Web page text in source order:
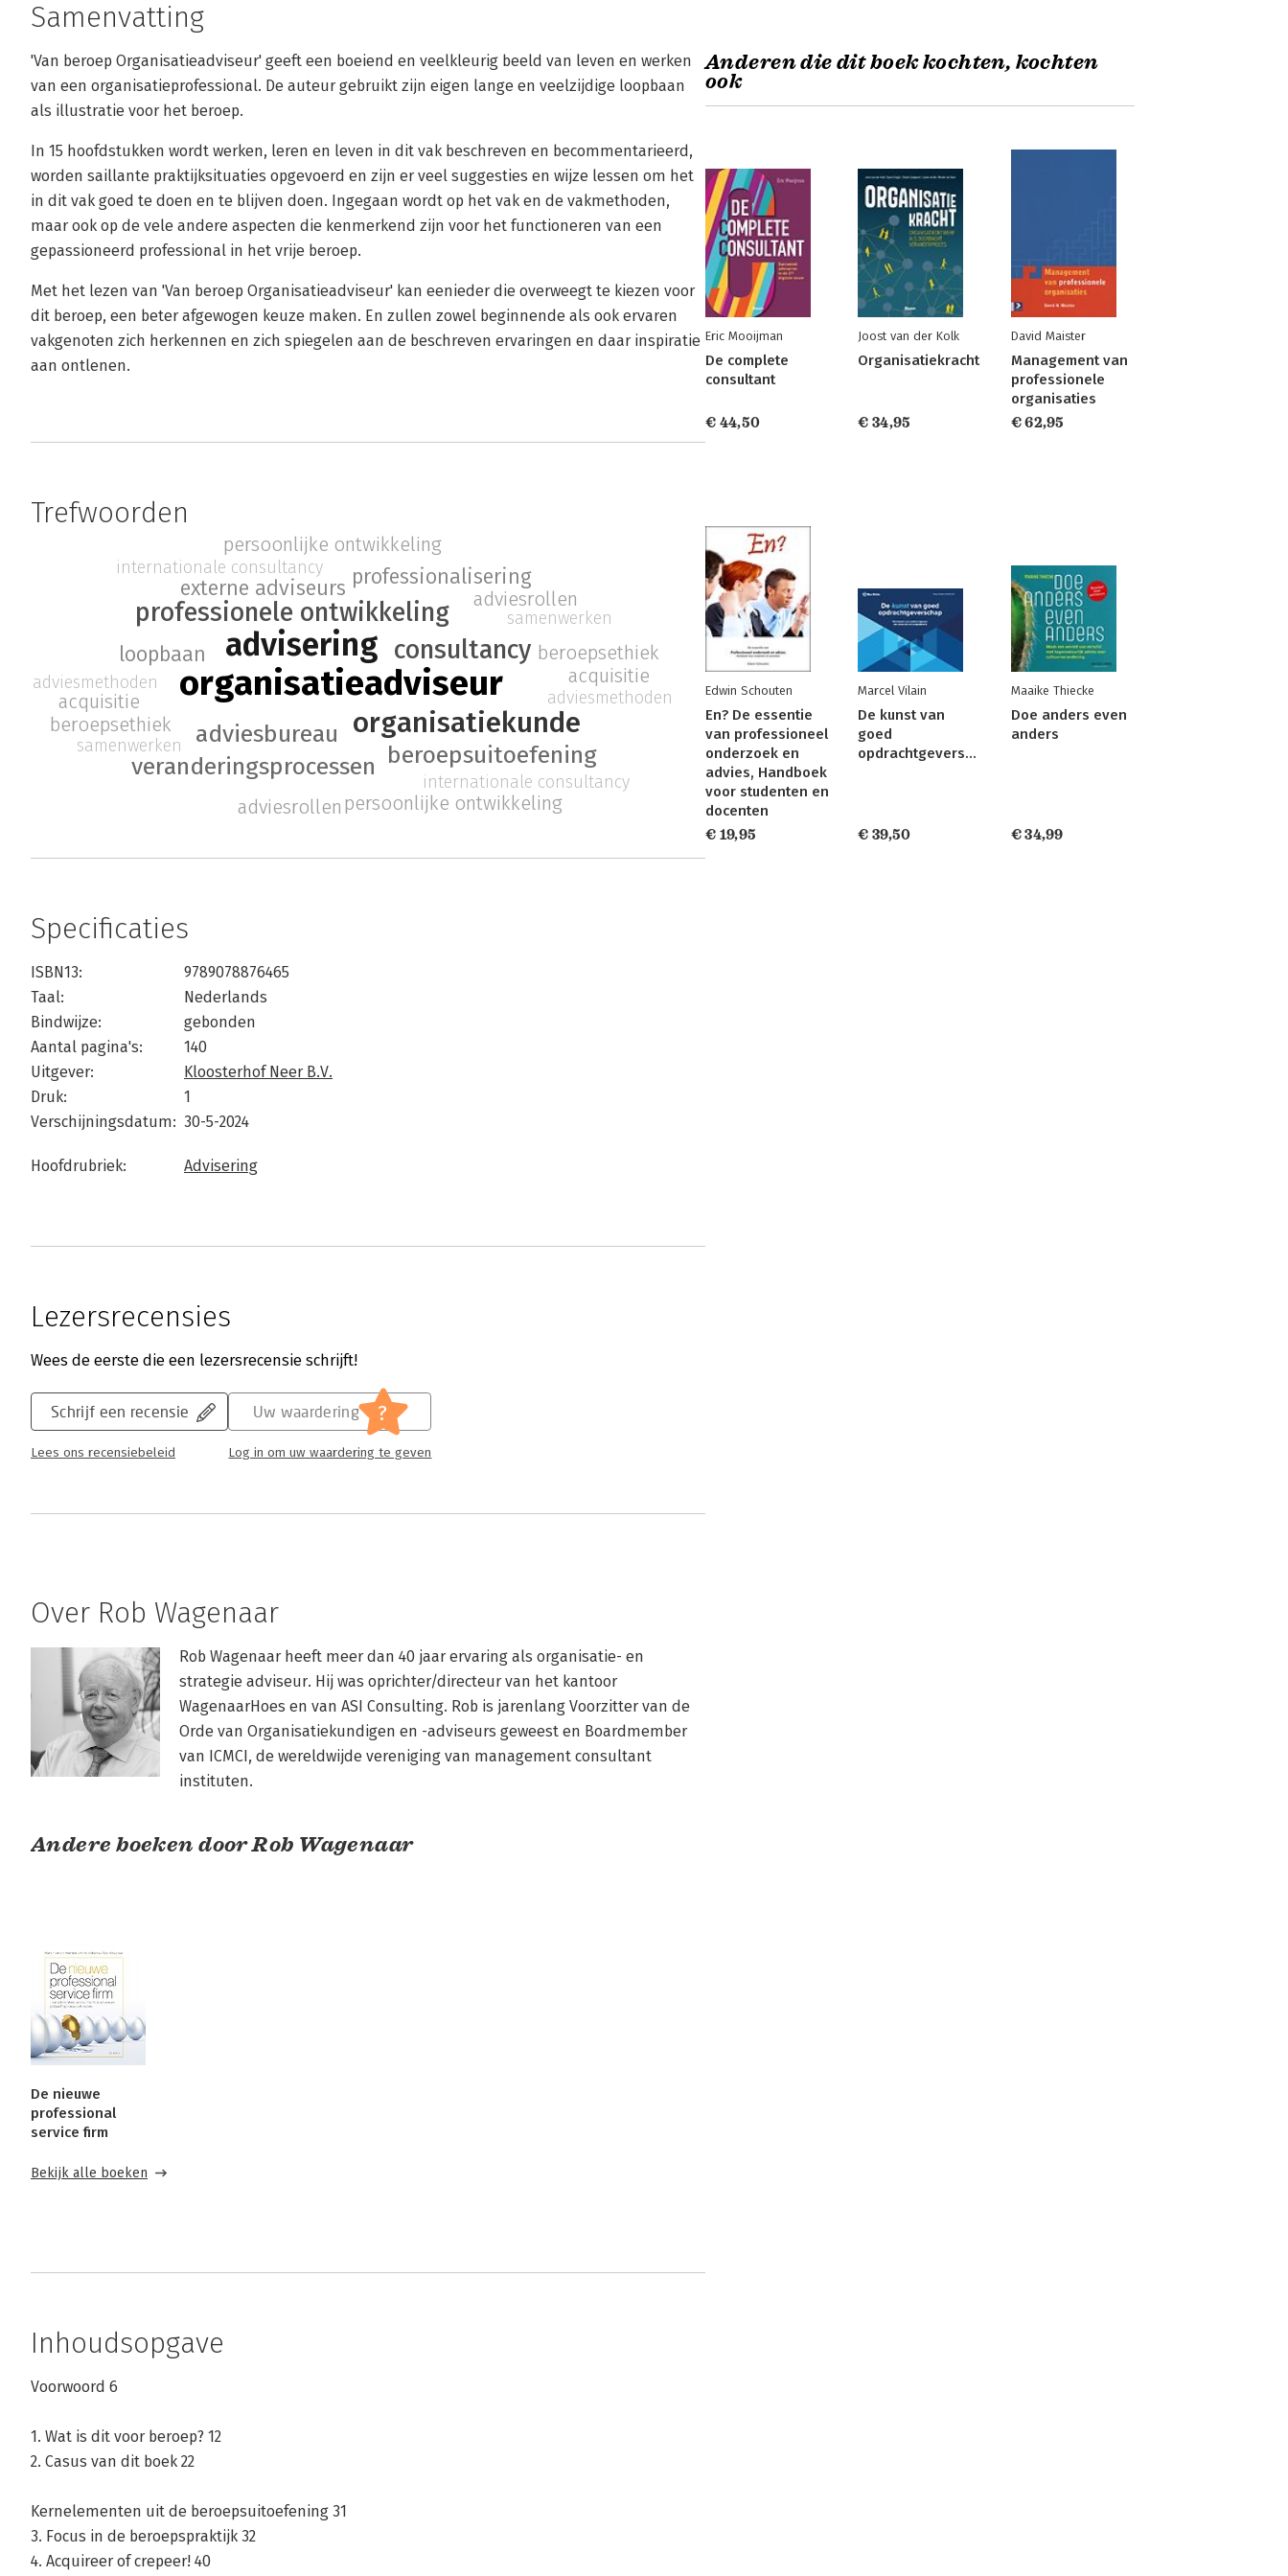
Samenvatting
'Van beroep Organisatieadviseur' geeft een boeiend en veelkleurig beeld van leven en werken
van een organisatieprofessional. De auteur gebruikt zijn eigen lange en veelzijdige loopbaan
als illustratie voor het beroep.
In 15 hoofdstukken wordt werken, leren en leven in dit vak beschreven en becommentarieerd,
worden saillante praktijksituaties opgevoerd en zijn er veel suggesties en wijze lessen om het
in dit vak goed te doen en te blijven doen. Ingegaan wordt op het vak en de vakmethoden,
maar ook op de vele andere aspecten die kenmerkend zijn voor het functioneren van een
gepassioneerd professional in het vrije beroep.
Met het lezen van 'Van beroep Organisatieadviseur' kan eenieder die overweegt te kiezen voor
dit beroep, een beter afgewogen keuze maken. En zullen zowel beginnende als ook ervaren
vakgenoten zich herkennen en zich spiegelen aan de beschreven ervaringen en daar inspiratie
aan ontlenen.
Trefwoorden
organisatieadviseur
advisering
organisatiekunde
professionele ontwikkeling
consultancy
beroepsuitoefening
veranderingsprocessen
adviesbureau
externe adviseurs
loopbaan
professionalisering
adviesrollen
samenwerken
internationale consultancy
beroepsethiek
persoonlijke ontwikkeling
acquisitie
adviesmethoden
adviesrollen
samenwerken
internationale consultancy
beroepsethiek
persoonlijke ontwikkeling
acquisitie
adviesmethoden
Specificaties
ISBN13:
9789078876465
Taal:
Nederlands
Bindwijze:
gebonden
Aantal pagina's:
140
Uitgever:
Kloosterhof Neer B.V.
Druk:
1
Verschijningsdatum: 30-5-2024
Hoofdrubriek: Advisering
Lezersrecensies
Wees de eerste die een lezersrecensie schrijft!
Schrijf een recensie
Lees ons recensiebeleid
Uw waardering ?
Log in om uw waardering te geven
Over Rob Wagenaar
Rob Wagenaar heeft meer dan 40 jaar ervaring als organisatie- en
strategie adviseur. Hij was oprichter/directeur van het kantoor
WagenaarHoes en van ASI Consulting. Rob is jarenlang Voorzitter van de
Orde van Organisatiekundigen en -adviseurs geweest en Boardmember
van ICMCI, de wereldwijde vereniging van management consultant
instituten.
Andere boeken door Rob Wagenaar
De nieuwe
professional
service firm
Bekijk alle boeken
Inhoudsopgave
Voorwoord 6
1. Wat is dit voor beroep? 12
2. Casus van dit boek 22
Kernelementen uit de beroepsuitoefening 31
3. Focus in de beroepspraktijk 32
4. Acquireer of crepeer! 40
Anderen die dit boek kochten, kochten
ook
Eric Mooijman
De complete
consultant
€ 44,50
Joost van der Kolk
Organisatiekracht
€ 34,95
David Maister
Management van
professionele
organisaties
€ 62,95
Edwin Schouten
En? De essentie
van professioneel
onderzoek en
advies, Handboek
voor studenten en
docenten
€ 19,95
Marcel Vilain
De kunst van
goed
opdrachtgeverschap
€ 39,50
Maaike Thiecke
Doe anders even
anders
€ 34,99